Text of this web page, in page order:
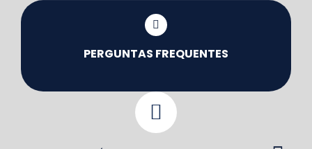
PERGUNTAS FREQUENTES